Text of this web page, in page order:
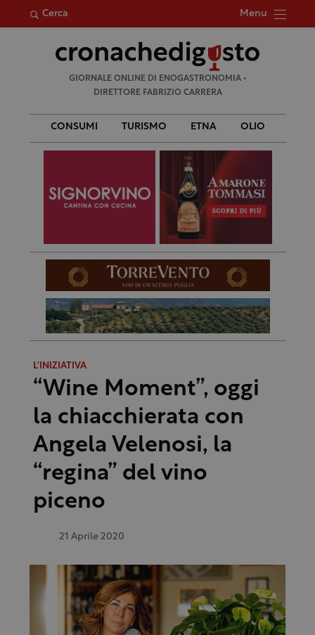
Cerca Menu
per:
GIORNALE ONLINE DI ENOGASTRONOMIA •
DIRETTORE FABRIZIO CARRERA
CONSUMI TURISMO ETNA OLIO
L'INIZIATIVA
“Wine Moment”, oggi
la chiacchierata con
Angela Velenosi, la
“regina” del vino
piceno
21 Aprile 2020